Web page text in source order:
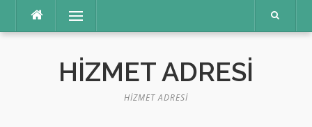
Menü
HIZMET ADRESI
HIZMET ADRESI